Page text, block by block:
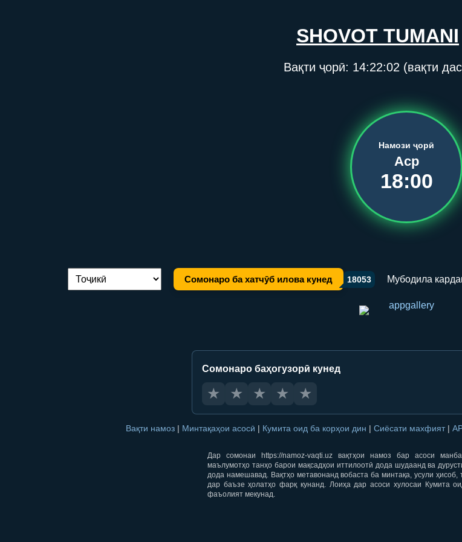
SHOVOT TUMANI
Вақти ҷорӣ: 14:22:02 (вақти
Намози ҷорӣ
Аср
18:00
Иваз кардани забон: Сомонаро ба хатчӯб илова кунед 18053 Мубодила
Сомонаро баҳогузорӣ кунед
★ ★ ★ ★ ★
Вақти намоз | Минтақаҳои асосӣ | Кумита оид ба корҳои дин | Сиёсати махфият |
Дар сомонаи https://namoz-vaqti.uz вақтҳои намоз бар асоси
маълумотҳо танҳо барои мақсадҳои иттилоотӣ дода шудаанд ва
дода намешавад. Вақтҳо метавонанд вобаста ба минтақа, усули ҳисоб,
дар баъзе ҳолатҳо фарқ кунанд. Лоиҳа дар асоси хулосаи Кумита
фаъолият мекунад.